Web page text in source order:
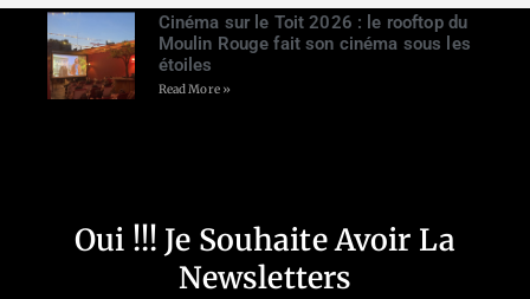
Cinéma sur le Toit 2026 : le rooftop du
Moulin Rouge fait son cinéma sous les
étoiles
Read More »
Oui !!! Je Souhaite Avoir La
Newsletters